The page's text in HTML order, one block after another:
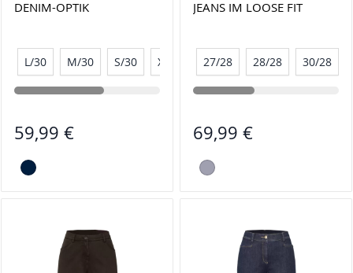
DENIM-OPTIK
L/30 M/30 S/30 XL/30 XXL/30
59,99 €
JEANS IM LOOSE FIT
27/28 28/28 30/28
69,99 €